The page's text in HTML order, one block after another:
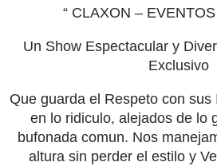
“ CLAXON –
Un Show Espectacular y
Exclusivo
Que guarda el Respeto con
en lo ridiculo, alejados de lo
bufonada comun. Nos
altura sin perder el estilo y